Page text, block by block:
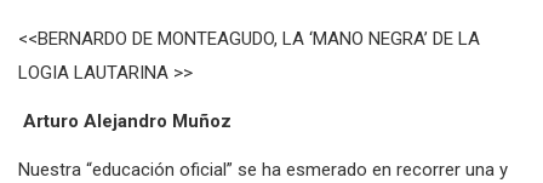
<<BERNARDO DE MONTEAGUDO, LA ‘MANO NEGRA’ DE LA
LOGIA LAUTARINA >>
Arturo Alejandro Muñoz
Nuestra “educación oficial” se ha esmerado en recorrer una y